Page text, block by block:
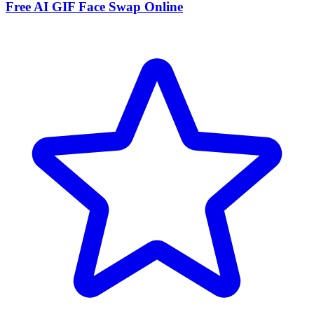
Free AI GIF Face Swap Online